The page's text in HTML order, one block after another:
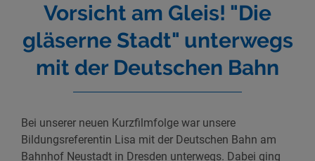
Vorsicht am Gleis! "Die
gläserne Stadt" unterwegs
mit der Deutschen Bahn
Bei unserer neuen Kurzfilmfolge war unsere
Bildungsreferentin Lisa mit der Deutschen Bahn am
Bahnhof Neustadt in Dresden unterwegs. Dabei ging